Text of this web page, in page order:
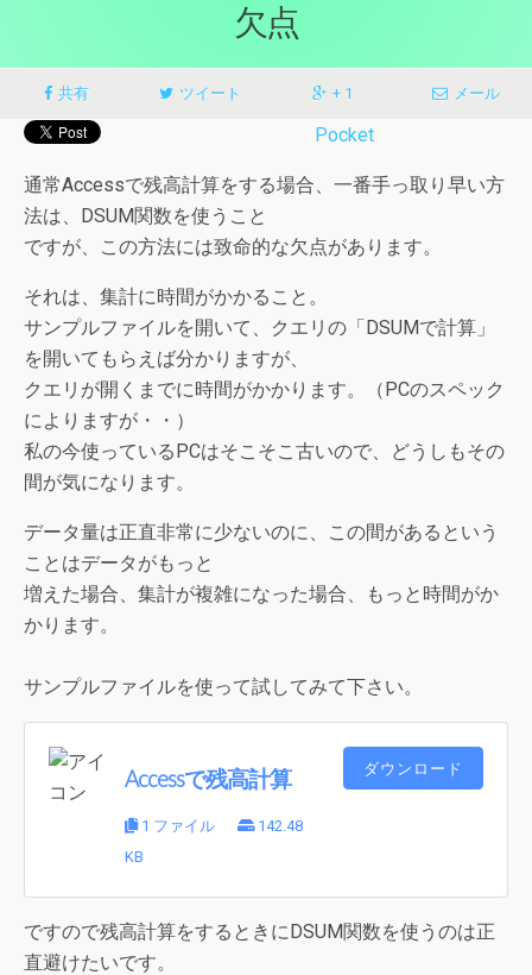
欠点
共有 ツイート + 1 メール
Pocket
通常Accessで残高計算をする場合、一番手っ取り早い方
法は、DSUM関数を使うこと
ですが、この方法には致命的な欠点があります。
それは、集計に時間がかかること。
サンプルファイルを開いて、クエリの「DSUMで計算」
を開いてもらえば分かりますが、
クエリが開くまでに時間がかかります。（PCのスペック
によりますが・・）
私の今使っているPCはそこそこ古いので、どうしもその
間が気になります。
データ量は正直非常に少ないのに、この間があるという
ことはデータがもっと
増えた場合、集計が複雑になった場合、もっと時間がか
かります。
サンプルファイルを使って試してみて下さい。
Accessで残高計算
1 ファイル
142.48
KB
ダウンロード
ですので残高計算をするときにDSUM関数を使うのは正
直避けたいです。